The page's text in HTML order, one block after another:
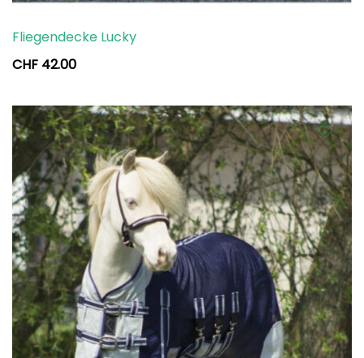
Fliegendecke Lucky
CHF 42.00